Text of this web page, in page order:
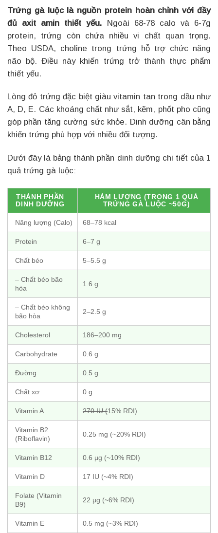
Trứng gà luộc là nguồn protein hoàn chỉnh với đầy
đủ axit amin thiết yếu. Ngoài 68-78 calo và 6-7g
protein, trứng còn chứa nhiều vi chất quan trọng.
Theo USDA, choline trong trứng hỗ trợ chức năng
não bộ. Điều này khiến trứng trở thành thực phẩm
thiết yếu.
Lòng đỏ trứng đặc biệt giàu vitamin tan trong dầu như
A, D, E. Các khoáng chất như sắt, kẽm, phốt pho cũng
góp phần tăng cường sức khỏe. Dinh dưỡng cân bằng
khiến trứng phù hợp với nhiều đối tượng.
Dưới đây là bảng thành phần dinh dưỡng chi tiết của 1
quả trứng gà luộc:
THÀNH PHẦN
DINH DƯỠNG
HÀM LƯỢNG (TRONG 1 QUẢ
TRỨNG GÀ LUỘC ~50G)
Năng lượng (Calo) 68–78 kcal
Protein 6–7 g
Chất béo 5–5.5 g
– Chất béo bão
hòa
1.6 g
– Chất béo không
bão hòa
2–2.5 g
Cholesterol 186–200 mg
Carbohydrate 0.6 g
Đường 0.5 g
Chất xơ 0 g
Vitamin A 270 IU (15% RDI)
Vitamin B2
(Riboflavin)
0.25 mg (~20% RDI)
Vitamin B12 0.6 µg (~10% RDI)
Vitamin D 17 IU (~4% RDI)
Folate (Vitamin
B9)
22 µg (~6% RDI)
Vitamin E 0.5 mg (~3% RDI)